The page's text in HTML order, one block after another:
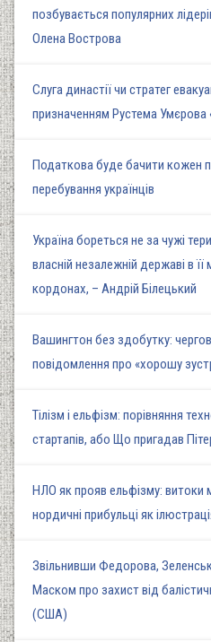
позбувається популярних
Олена Вострова
Слуга династії чи стратег
призначенням Рустема Умєрова
Податкова буде бачити кожен
перебування українців
Україна бореться не за чужі
власній незалежній державі в
кордонах, – Андрій Білецький
Вашингтон без здобутку:
повідомлення про «хорошу
Тілізм і ельфізм: порівняння
стартапів, або Що пригадав
НЛО як прояв ельфізму: витоки
нордичні прибульці як
Звільнивши Федорова,
Маском про захист від
(США)